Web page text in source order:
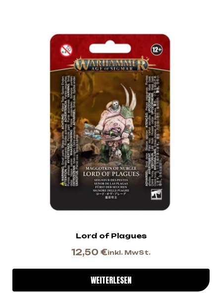
Lord of Plagues
12,50 €inkl. MwSt.
WEITERLESEN